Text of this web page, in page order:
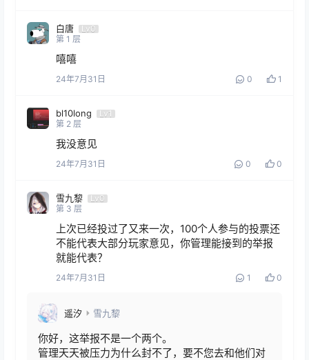
白唐
Lv0
第 1 层
嘻嘻
24年7月31日 0 1
bl10long
Lv1
第 2 层
我没意见
24年7月31日 0 0
雪九黎
Lv0
第 3 层
上次已经投过了又来一次，100个人参与的投票还
不能代表大部分玩家意见，你管理能接到的举报
就能代表？
24年7月31日 1 0
遥汐 雪九黎
你好，这举报不是一个两个。
管理天天被压力为什么封不了，要不您去和他们对